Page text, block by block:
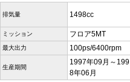
排気量 1498cc
ミッション フロア5MT
最大出力 100ps/6400rpm
生産期間
1997年09月～199
8年06月